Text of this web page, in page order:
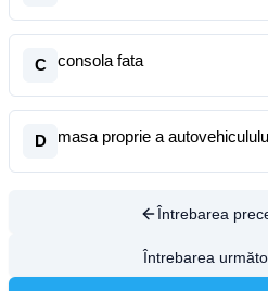
C consola fata
D masa proprie a
Întrebarea
Întrebarea